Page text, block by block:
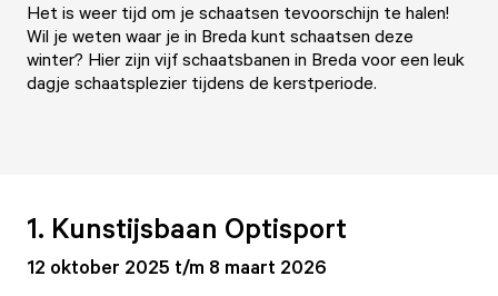
Het is weer tijd om je schaatsen tevoorschijn te halen!
Wil je weten waar je in Breda kunt schaatsen deze
winter? Hier zijn vijf schaatsbanen in Breda voor een leuk
dagje schaatsplezier tijdens de kerstperiode.
1. Kunstijsbaan Optisport
12 oktober 2025 t/m 8 maart 2026